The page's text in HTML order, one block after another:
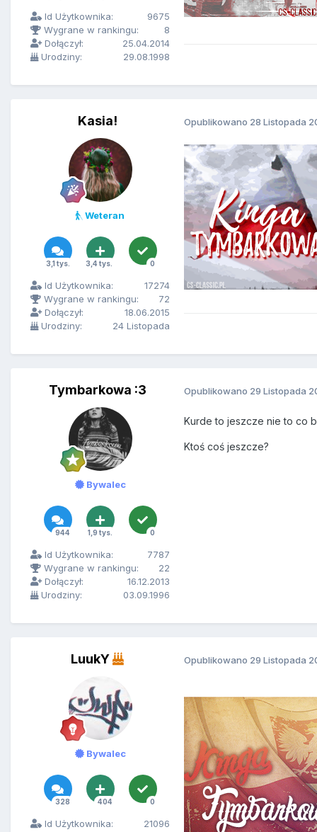
Id Użytkownika:
9675
Wygrane w rankingu:
8
Dołączył:
25.04.2014
Urodziny:
29.08.1998
Kasia!
Weteran
3,1 tys. 3,4 tys. 0
Id Użytkownika:
17274
Wygrane w rankingu:
72
Dołączył:
18.06.2015
Urodziny:
24 Listopada
Opublikowano 28 Listopada
Tymbarkowa :3
Bywalec
944 1,9 tys. 0
Id Użytkownika:
7787
Wygrane w rankingu:
22
Dołączył:
16.12.2013
Urodziny:
03.09.1996
Opublikowano 29 Listopada
Kurde to jeszcze nie to co
Ktoś coś jeszcze?
LuukY
Bywalec
328 404 0
Id Użytkownika:
21096
Opublikowano 29 Listopada